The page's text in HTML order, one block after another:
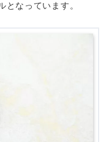
なっています。